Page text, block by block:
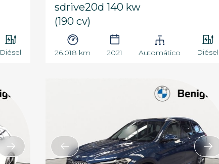
Diésel
sdrive20d 140 kw
(190 cv)
26.018 km 2021 Automático Diésel